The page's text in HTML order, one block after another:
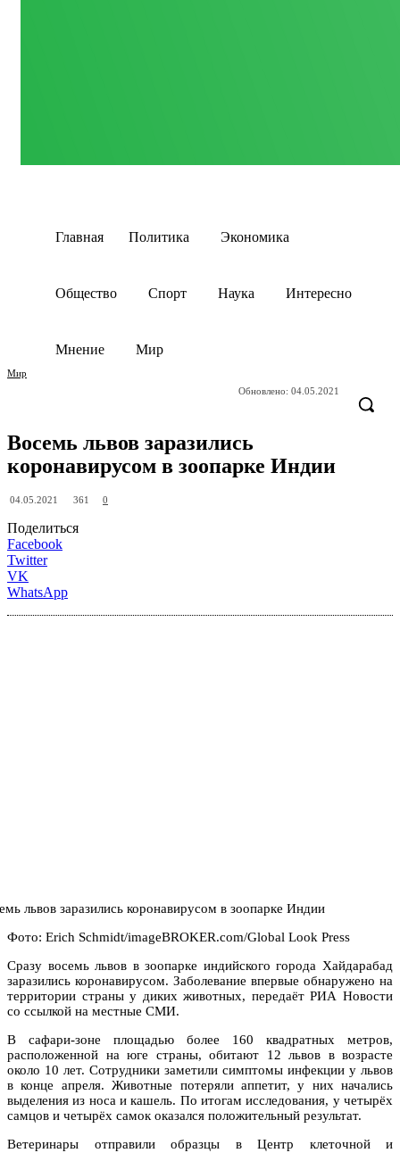
Главная Политика Экономика
Общество Спорт Наука Интересно
Мнение Мир
Мир
Обновлено: 04.05.2021
Восемь львов заразились
коронавирусом в зоопарке Индии
04.05.2021 361 0
Поделиться
Facebook
Twitter
VK
WhatsApp
Фото: Erich Schmidt/imageBROKER.com/Global Look Press
Сразу восемь львов в зоопарке индийского города Хайдарабад
заразились коронавирусом. Заболевание впервые обнаружено на
территории страны у диких животных, передаёт РИА Новости
со ссылкой на местные СМИ.
В сафари-зоне площадью более 160 квадратных метров,
расположенной на юге страны, обитают 12 львов в возрасте
около 10 лет. Сотрудники заметили симптомы инфекции у львов
в конце апреля. Животные потеряли аппетит, у них начались
выделения из носа и кашель. По итогам исследования, у четырёх
самцов и четырёх самок оказался положительный результат.
Ветеринары отправили образцы в Центр клеточной и